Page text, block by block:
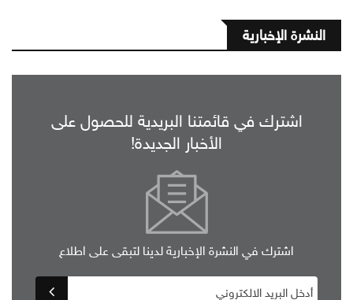
النشرة الإخبارية
اشترك في قائمتنا البريدية للحصول على
الأخبار الجديدة!
اشترك في النشرة الإخبارية لدينا لتبقى على اطلاع